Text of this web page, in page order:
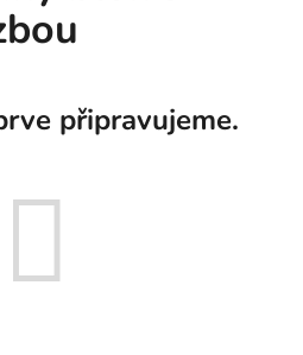
připravujeme.